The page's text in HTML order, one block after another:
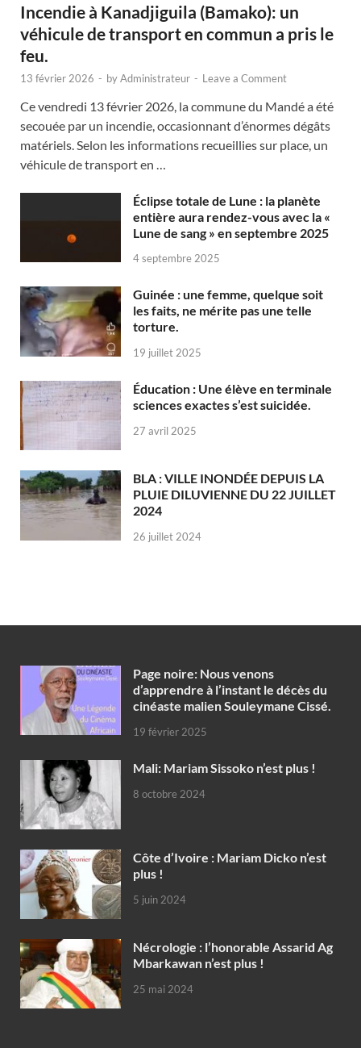
Incendie à Kanadjiguila (Bamako): un
véhicule de transport en commun a pris le
feu.
13 février 2026 - byAdministrateur - Leave a Comment
Ce vendredi 13 février 2026, la commune du Mandé a été
secouée par un incendie, occasionnant d’énormes dégâts
matériels. Selon les informations recueillies sur place, un
véhicule de transport en …
Éclipse totale de Lune : la planète
entière aura rendez-vous avec la «
Lune de sang » en septembre 2025
4 septembre 2025
Guinée : une femme, quelque soit
les faits, ne mérite pas une telle
torture.
19 juillet 2025
Éducation : Une élève en terminale
sciences exactes s’est suicidée.
27 avril 2025
BLA : VILLE INONDÉE DEPUIS LA
PLUIE DILUVIENNE DU 22 JUILLET
2024
26 juillet 2024
Page noire: Nous venons
d’apprendre à l’instant le décès du
cinéaste malien Souleymane Cissé.
19 février 2025
Mali: Mariam Sissoko n’est plus !
8 octobre 2024
Côte d’Ivoire : Mariam Dicko n’est
plus !
5 juin 2024
Nécrologie : l’honorable Assarid Ag
Mbarkawan n’est plus !
25 mai 2024